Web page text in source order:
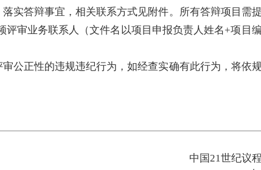
实答辩事宜，相关联系方式见附件。所有答辩项目需
评审业务联系人（文件名以项目申报负责人姓名+项目
公正性的违规违纪行为，如经查实确有此行为，将依
中国21世纪议